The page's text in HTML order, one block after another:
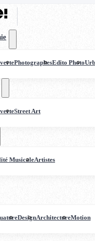
PhotographesEdito Photo
Street Art
MusicaleArtistes
DesignArchitectureMotion